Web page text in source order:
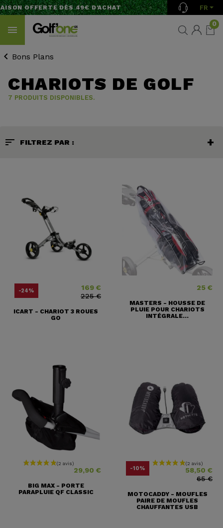
OFFERTE DÈS 49€ D'ACHAT FR
0
Bons Plans
CHARIOTS DE GOLF
7 PRODUITS DISPONIBLES.
sort FILTREZ PAR :
-24% 169 €
Prix ​​habituel
225 €
ICART - CHARIOT 3 ROUES
GO
Prix
25 €
MASTERS - HOUSSE DE
PLUIE POUR CHARIOTS
INTÉGRALE...
Prix 29,90 €
BIG MAX - PORTE
PARAPLUIE QF CLASSIC
-10% Prix 58,50 €
Prix ​​habituel
65 €
MOTOCADDY - MOUFLES
PAIRE DE MOUFLES
CHAUFFANTES USB